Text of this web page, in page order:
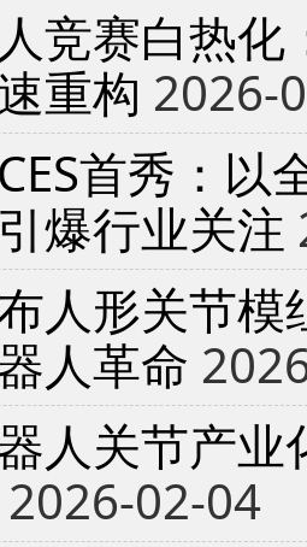
竞赛白热
重构 2026-
首秀：以
爆行业关注
人形关节
人革命
人关节产
2026-02-04